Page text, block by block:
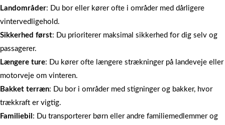
Landområder: Du bor eller kører ofte i områder med dårligere
vintervedligehold.
Sikkerhed først: Du prioriterer maksimal sikkerhed for dig selv og
passagerer.
Længere ture: Du kører ofte længere strækninger på landeveje eller
motorveje om vinteren.
Bakket terræn: Du bor i områder med stigninger og bakker, hvor
trækkraft er vigtig.
Familiebil : Du transporterer børn eller andre familiemedlemmer og